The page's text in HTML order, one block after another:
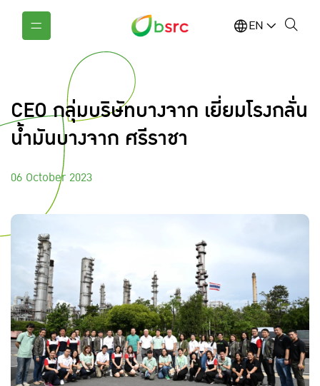
EN
CEO กลุ่มบริษัทบางจาก เยี่ยมโรงกลั่น
น้ำมันบางจาก ศรีราชา
06 October 2023